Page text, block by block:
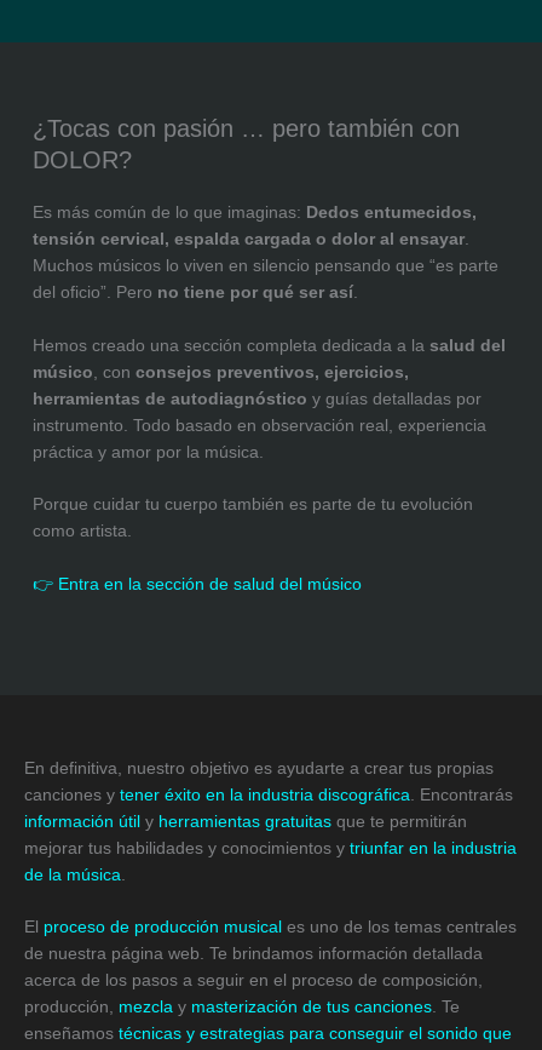
¿Tocas con pasión … pero también con
DOLOR?
Es más común de lo que imaginas: Dedos entumecidos,
tensión cervical, espalda cargada o dolor al ensayar
Muchos músicos lo viven en silencio pensando que “es parte
del oficio”. Pero no tiene por qué ser así
Hemos creado una sección completa dedicada a la salud del
músico , conconsejos preventivos, ejercicios,
herramientas de autodiagnóstico y guías detalladas por
instrumento. Todo basado en observación real, experiencia
práctica y amor por la música.
Porque cuidar tu cuerpo también es parte de tu evolución
como artista.
👉 Entra en la sección de salud del músico
En definitiva, nuestro objetivo es ayudarte a crear tus propias
canciones y tener éxito en la industria discográfica . Encontrarás
información útil y herramientas gratuitas que te permitirán
mejorar tus habilidades y conocimientos y triunfar en la industria
de la música
El proceso de producción musical es uno de los temas centrales
de nuestra página web. Te brindamos información detallada
acerca de los pasos a seguir en el proceso de composición,
producción, mezcla y masterización de tus canciones. Te
enseñamos técnicas y estrategias para conseguir el sonido que